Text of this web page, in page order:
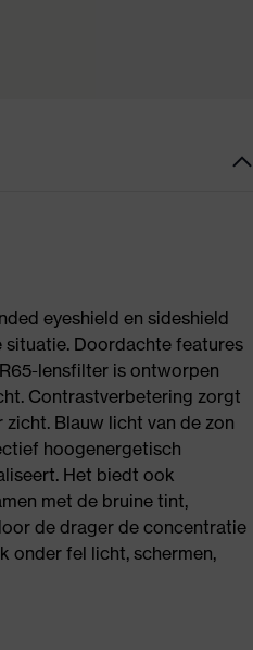
eyeshield en sideshield
situatie. Doordachte features
lensfilter is ontworpen
Contrastverbetering zorgt
Blauw licht van de zon
hoogenergetisch
Het biedt ook
met de bruine tint,
de drager de concentratie
onder fel licht, schermen,